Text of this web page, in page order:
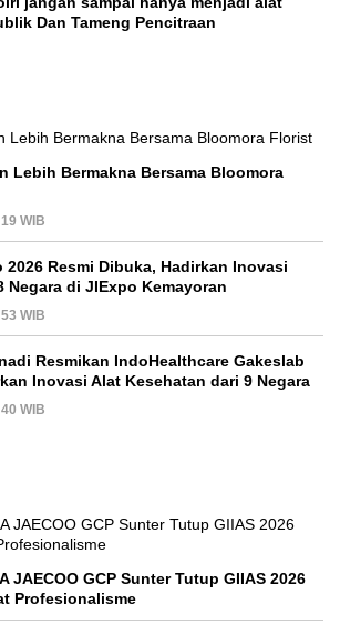
Dan Tameng Pencitraan
Lebih Bermakna Bersama Bloomora
WIB
2026 Resmi Dibuka, Hadirkan Inovasi
Negara di JIExpo Kemayoran
WIB
Resmikan IndoHealthcare Gakeslab
Inovasi Alat Kesehatan dari 9 Negara
WIB
JAECOO GCP Sunter Tutup GIIAS 2026
Profesionalisme